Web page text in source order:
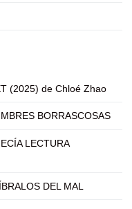
(2025) de Chloé Zhao
BORRASCOSAS
LECTURA
DEL MAL